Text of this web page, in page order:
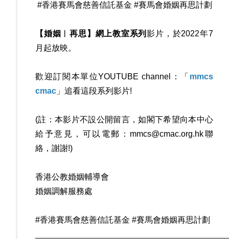
#香港賽馬會慈善信託基金 #賽馬會婚姻再思計劃
【婚姻︳再思】網上教室系列影片，於2022年7
月起放映。
歡迎訂閱本單位YOUTUBE channel：「 mmcs
cmac 」追看這段系列影片!
(註：本影片不設公開留言，如閣下希望向本中心
給予意見，可以電郵： mmcs@cmac.org.hk聯
絡，謝謝!)
香港公教婚姻輔導會
婚姻調解服務處
#香港賽馬會慈善信託基金 #賽馬會婚姻再思計劃